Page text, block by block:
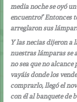
media noche se oyó
encuentro!’ Entonces
arreglaron sus
Y las necias dijeron a
nuestras lámparas se
no sea que no
vayáis donde los
comprarlo, llegó el
con él al banquete de